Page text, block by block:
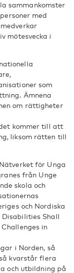
sammankomster
med
mötesvecka i
som
Ämnena
om rättigheter
kommer till att
liksom rätten till
för Unga
från Unge
skola och
och Nordiska
Shall
in
i Norden, så
kvarstår flera
och utbildning på